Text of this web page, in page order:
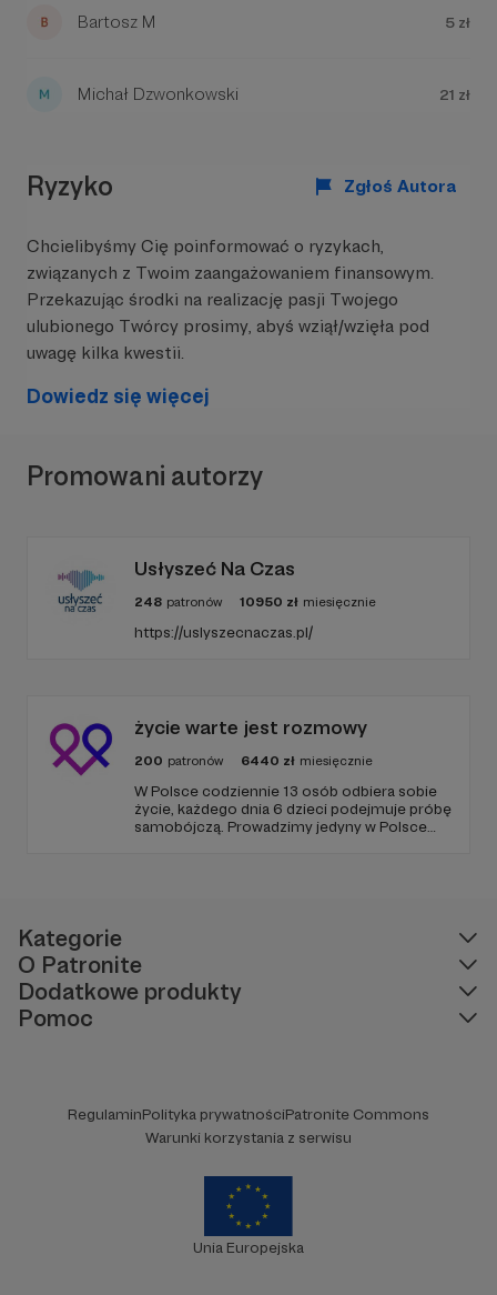
Bartosz M 5 zł
Michał Dzwonkowski 21 zł
Ryzyko Zgłoś Autora
Chcielibyśmy Cię poinformować o ryzykach,
związanych z Twoim zaangażowaniem finansowym.
Przekazując środki na realizację pasji Twojego
ulubionego Twórcy prosimy, abyś wziął/wzięła pod
uwagę kilka kwestii.
Dowiedz się więcej
Promowani autorzy
Usłyszeć Na Czas
248 patronów 10950 zł miesięcznie
https://uslyszecnaczas.pl/
życie warte jest rozmowy
200 patronów 6440 zł miesięcznie
W Polsce codziennie 13 osób odbiera sobie
życie, każdego dnia 6 dzieci podejmuje próbę
samobójczą. Prowadzimy jedyny w Polsce
Kategorie
O Patronite
Dodatkowe produkty
Pomoc
RegulaminPolityka prywatnościPatronite Commons
Warunki korzystania z serwisu
Unia Europejska